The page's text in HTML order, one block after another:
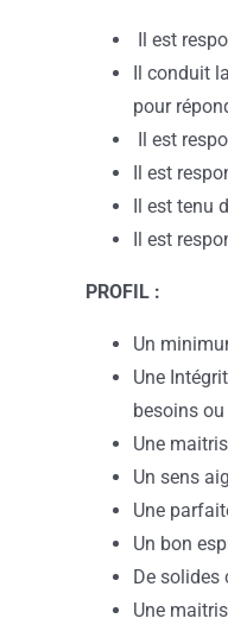
Il est
Il conduit
pour
Il est
Il est
Il est tenu
Il est
PROFIL :
Un
Une
besoins
Une
Un sens
Une
Un bon
De solides
Une